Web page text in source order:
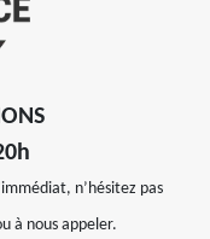
n’hésitez pas
à nous appeler.